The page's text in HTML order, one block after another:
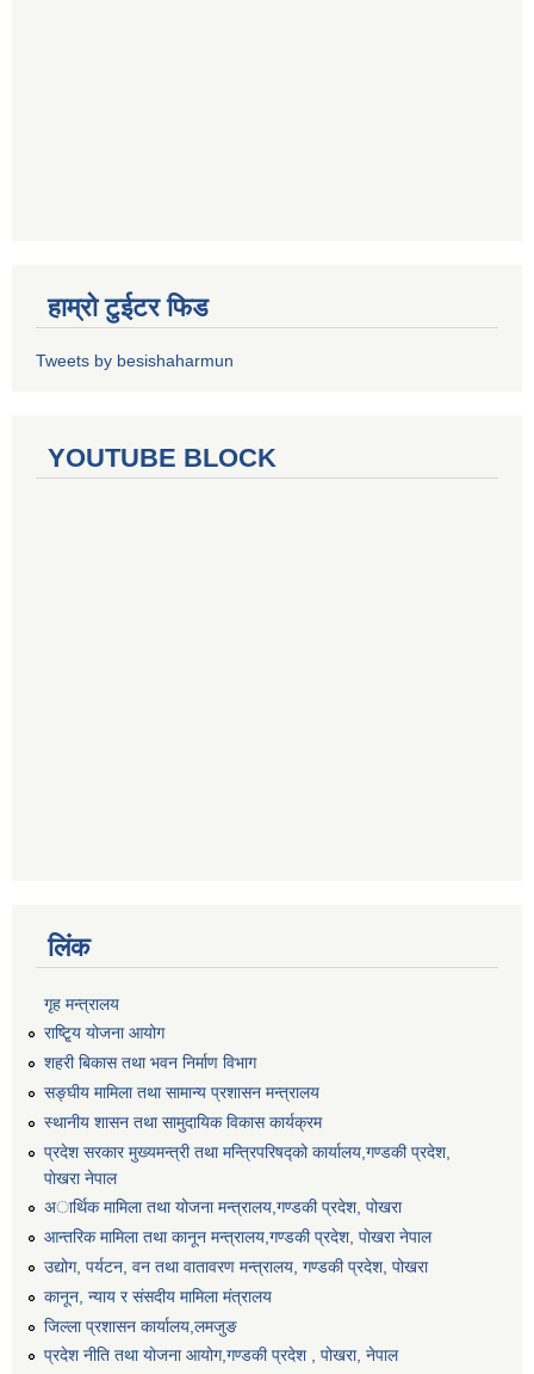
हाम्रो टुईटर फिड
Tweets by besishaharmun
YOUTUBE BLOCK
लिंक
गृह मन्त्रालय
राष्टि्ृय योजना आयोग
शहरी बिकास तथा भवन निर्माण विभाग
सङ्घीय मामिला तथा सामान्य प्रशासन मन्त्रालय
स्थानीय शासन तथा सामुदायिक विकास कार्यक्रम
प्रदेश सरकार मुख्यमन्त्री तथा मन्त्रिपरिषद्को कार्यालय,गण्डकी प्रदेश,
पाेखरा नेपाल
अार्थिक मामिला तथा योजना मन्त्रालय,गण्डकी प्रदेश, पोखरा
आन्तरिक मामिला तथा कानून मन्त्रालय,गण्डकी प्रदेश, पाेखरा नेपाल
उद्योग, पर्यटन, वन तथा वातावरण मन्त्रालय, गण्डकी प्रदेश, पोखरा
कानून, न्याय र संसदीय मामिला मंत्रालय
जिल्ला प्रशासन कार्यालय,लमजुङ
प्रदेश नीति तथा योजना आयोग,गण्डकी प्रदेश , पोखरा, नेपाल